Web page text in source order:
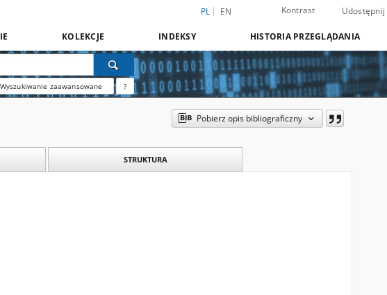
PL EN Kontrast Udostępnij
KOLEKCJE INDEKSY HISTORIA PRZEGLĄDANIA
Wyszukiwanie zaawansowane ?
Pobierz opis bibliograficzny
STRUKTURA